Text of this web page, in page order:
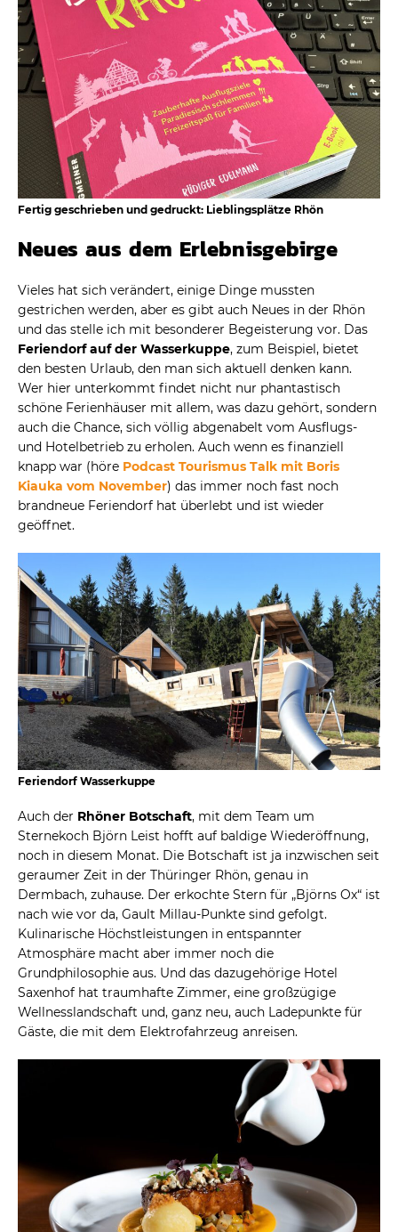
Fertig geschrieben und gedruckt: Lieblingsplätze Rhön
Neues aus dem Erlebnisgebirge
Vieles hat sich verändert, einige Dinge mussten
gestrichen werden, aber es gibt auch Neues in der Rhön
und das stelle ich mit besonderer Begeisterung vor. Das
Feriendorf auf der Wasserkuppe, zum Beispiel, bietet
den besten Urlaub, den man sich aktuell denken kann.
Wer hier unterkommt findet nicht nur phantastisch
schöne Ferienhäuser mit allem, was dazu gehört, sondern
auch die Chance, sich völlig abgenabelt vom Ausflugs-
und Hotelbetrieb zu erholen. Auch wenn es finanziell
knapp war (höre Podcast Tourismus Talk mit Boris
Kiauka vom November) das immer noch fast noch
brandneue Feriendorf hat überlebt und ist wieder
geöffnet.
Feriendorf Wasserkuppe
Auch der Rhöner Botschaft, mit dem Team um
Sternekoch Björn Leist hofft auf baldige Wiederöffnung,
noch in diesem Monat. Die Botschaft ist ja inzwischen seit
geraumer Zeit in der Thüringer Rhön, genau in
Dermbach, zuhause. Der erkochte Stern für „Björns Ox“ ist
nach wie vor da, Gault Millau-Punkte sind gefolgt.
Kulinarische Höchstleistungen in entspannter
Atmosphäre macht aber immer noch die
Grundphilosophie aus. Und das dazugehörige Hotel
Saxenhof hat traumhafte Zimmer, eine großzügige
Wellnesslandschaft und, ganz neu, auch Ladepunkte für
Gäste, die mit dem Elektrofahrzeug anreisen.